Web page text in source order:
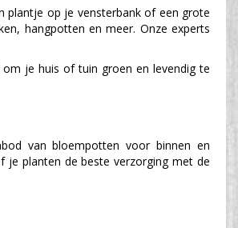
plantje op je vensterbank of een grote
hangpotten en meer. Onze experts
je huis of tuin groen en levendig te
van bloempotten voor binnen en
je planten de beste verzorging met de